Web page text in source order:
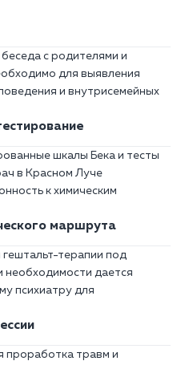
с родителями и
для выявления
и внутрисемейных
шкалы Бека и тесты
в Красном Луче
к химическим
маршрута
терапии под
необходимости дается
психиатру для
проработка травм и